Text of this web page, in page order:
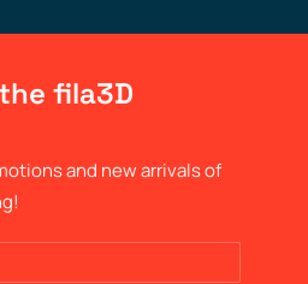
fila3D
and new arrivals of